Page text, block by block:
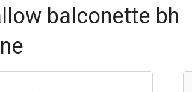
balconette bh